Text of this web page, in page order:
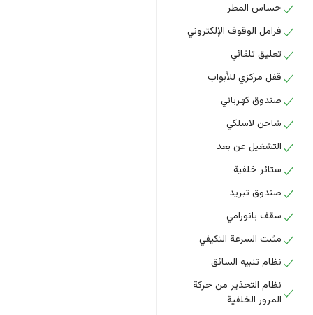
حساس المطر
فرامل الوقوف الإلكتروني
تعليق تلقائي
قفل مركزي للأبواب
صندوق كهربائي
شاحن لاسلكي
التشغيل عن بعد
ستائر خلفية
صندوق تبريد
سقف بانورامي
مثبت السرعة التكيفي
نظام تنبيه السائق
نظام التحذير من حركة
المرور الخلفية